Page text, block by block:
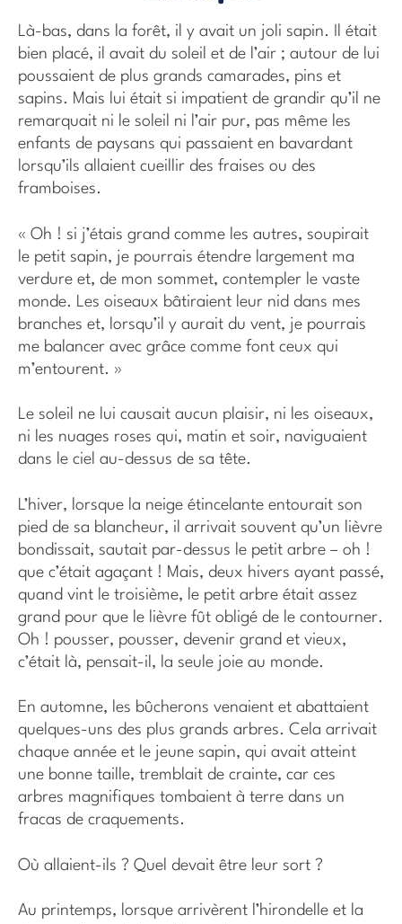
Là-bas, dans la forêt, il y avait un joli sapin. Il était
bien placé, il avait du soleil et de l’air ; autour de lui
poussaient de plus grands camarades, pins et
sapins. Mais lui était si impatient de grandir qu’il ne
remarquait ni le soleil ni l’air pur, pas même les
enfants de paysans qui passaient en bavardant
lorsqu’ils allaient cueillir des fraises ou des
framboises.
« Oh ! si j’étais grand comme les autres, soupirait
le petit sapin, je pourrais étendre largement ma
verdure et, de mon sommet, contempler le vaste
monde. Les oiseaux bâtiraient leur nid dans mes
branches et, lorsqu’il y aurait du vent, je pourrais
me balancer avec grâce comme font ceux qui
m’entourent. »
Le soleil ne lui causait aucun plaisir, ni les oiseaux,
ni les nuages roses qui, matin et soir, naviguaient
dans le ciel au-dessus de sa tête.
L’hiver, lorsque la neige étincelante entourait son
pied de sa blancheur, il arrivait souvent qu’un lièvre
bondissait, sautait par-dessus le petit arbre – oh !
que c’était agaçant ! Mais, deux hivers ayant passé,
quand vint le troisième, le petit arbre était assez
grand pour que le lièvre fût obligé de le contourner.
Oh ! pousser, pousser, devenir grand et vieux,
c’était là, pensait-il, la seule joie au monde.
En automne, les bûcherons venaient et abattaient
quelques-uns des plus grands arbres. Cela arrivait
chaque année et le jeune sapin, qui avait atteint
une bonne taille, tremblait de crainte, car ces
arbres magnifiques tombaient à terre dans un
fracas de craquements.
Où allaient-ils ? Quel devait être leur sort ?
Au printemps, lorsque arrivèrent l’hirondelle et la